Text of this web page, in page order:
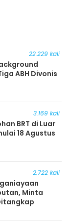
22.229 kali
ABH Divonis
3.169 kali
BRT di Luar
18 Agustus
2.722 kali
Minta